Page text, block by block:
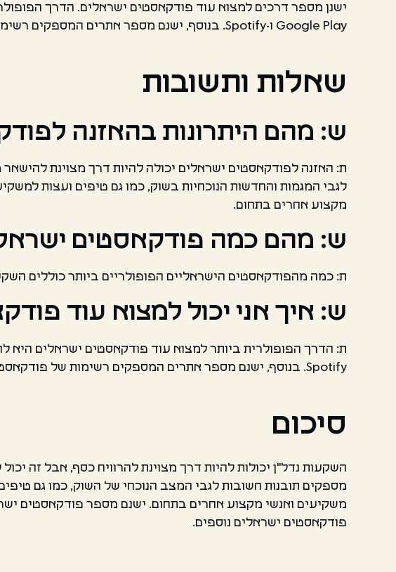
Google Play ו-Spotify. בנוסף, ישנם מספר אתרים המספקים רשימות של פודקאסטים ישראלים, כגון Podcasts.com ו-Podcasts.co.il.
שאלות ותשובות
ש: מהם היתרונות בהאזנה
ת: האזנה לפודקאסטים ישראלים יכולה להיות דרך מצוינת
לגבי המגמות והחדשות הנוכחיות בשוק, כמו גם טיפים ועצות
מקצוע אחרים בתחום.
ש: מהם כמה פודקאסטים
ת: כמה מהפודקאסטים הישראליים הפופולריים ביותר כוללים
ש: איך אני יכול למצוא עוד
Spotify. בנוסף, ישנם מספר אתרים המספקים רשימות של פודקאסטים ישראלים, כגון Podcasts.com ו-Podcasts.co.il.
סיכום
השקעות נדל"ן יכולות להיות דרך מצוינת להרוויח כסף, אבל זה
מספקים תובנות חשובות לגבי המצב הנוכחי של השוק, כמו גם
משקיעים ואנשי מקצוע אחרים בתחום. ישנם מספר פודקאסטים
פודקאסטים ישראלים נוספים.